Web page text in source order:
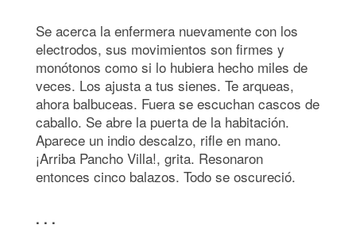
Se acerca la enfermera nuevamente con los
electrodos, sus movimientos son firmes y
monótonos como si lo hubiera hecho miles de
veces. Los ajusta a tus sienes. Te arqueas,
ahora balbuceas. Fuera se escuchan cascos de
caballo. Se abre la puerta de la habitación.
Aparece un indio descalzo, rifle en mano.
¡Arriba Pancho Villa!, grita. Resonaron
entonces cinco balazos. Todo se oscureció.
. . .